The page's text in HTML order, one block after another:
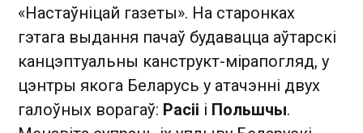
«Настаўніцай газеты». На старонках
гэтага выдання пачаў будавацца аўтарскі
канцэптуальны канструкт-мірапогляд, у
цэнтры якога Беларусь у атачэнні двух
галоўных ворагаў: Расіі і Польшчы.